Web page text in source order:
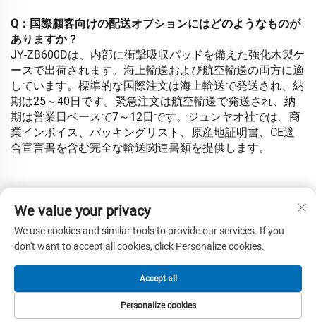
Q：国際顧客向けの配送オプションにはどのようなものが
ありますか？
JY-ZB600Dは、内部に衝撃吸収パッドを備えた強化木製ケ
ースで出荷されます。海上輸送および航空輸送の両方に適
しています。標準的な国際注文は海上輸送で発送され、納
期は25～40日です。緊急注文は航空輸送で発送され、納
期は営業日ベースで7～12日です。ジュンヤオ社では、商
業インボイス、パッキングリスト、原産地証明書、CE適
合宣言書を含む完全な輸送関連書類を提供します。
関連製品
We value your privacy
We use cookies and similar tools to provide our services. If you
don't want to accept all cookies, click Personalize cookies.
Personalize cookies
Accept all